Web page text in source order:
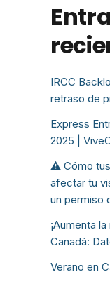
IRCC
retraso de
Express
2025 |
⚠️ Cómo
afectar tu
un permiso
¡Aumenta
Canadá:
Verano en